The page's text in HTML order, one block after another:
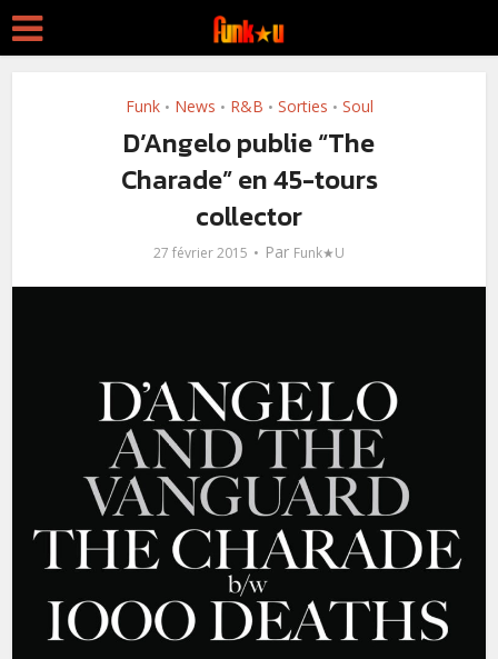
Funk • News • R&B • Sorties • Soul
D’Angelo publie “The
Charade” en 45-tours
collector
27 février 2015 Par Funk★U